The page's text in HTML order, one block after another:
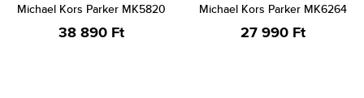
Michael Kors Parker MK5820
38 890 Ft
Michael Kors Parker MK6264
27 990 Ft